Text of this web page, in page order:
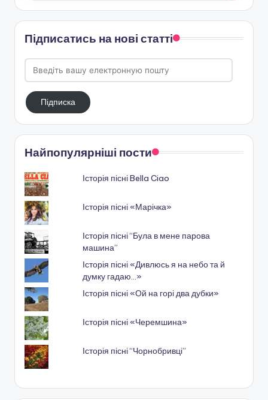
Підписатись на нові статті
Введіть
вашу
електронную
поштуПідписка
Найпопулярніші пости
Історія пісні Bella Ciao
Історія пісні «Марічка»
Історія пісні “Була в мене парова
машина”
Історія пісні «Дивлюсь я на небо та й
думку гадаю…»
Історія пісні «Ой на горі два дубки»
Історія пісні «Черемшина»
Історія пісні “Чорнобривці”